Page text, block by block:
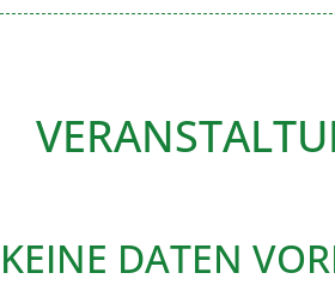
KEINE DATEN